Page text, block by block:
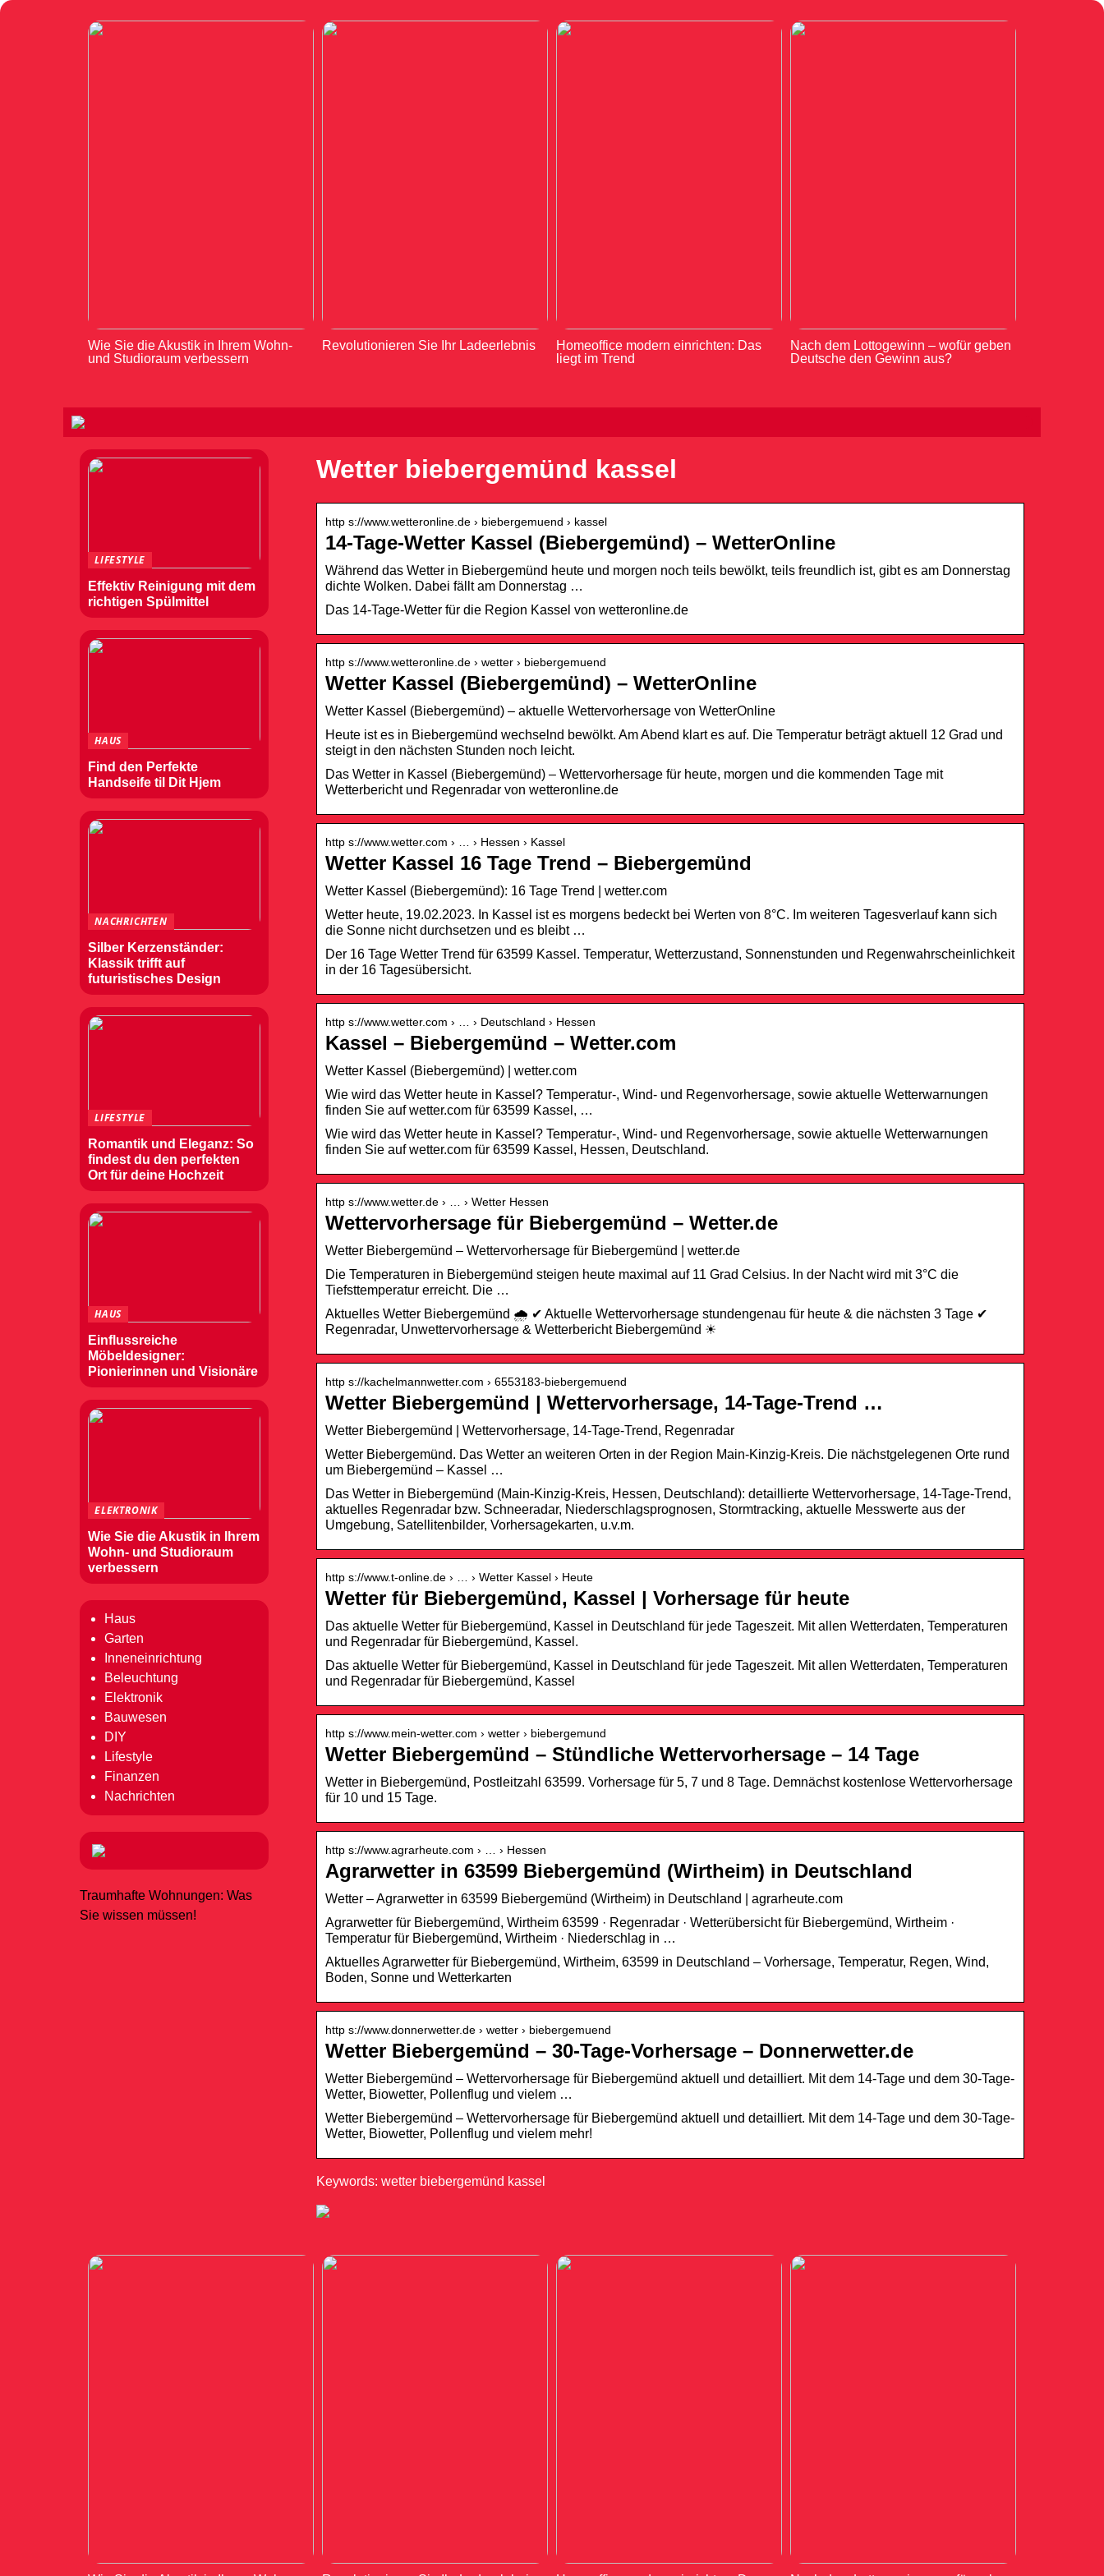
Wie Sie die Akustik in Ihrem Wohn-
und Studioraum verbessern
Revolutionieren Sie Ihr Ladeerlebnis
Homeoffice modern einrichten: Das
liegt im Trend
Nach dem Lottogewinn – wofür geben
Deutsche den Gewinn aus?
Wetter biebergemünd kassel
http s://www.wetteronline.de › biebergemuend › kassel
14-Tage-Wetter Kassel (Biebergemünd) – WetterOnline
Während das Wetter in Biebergemünd heute und morgen noch teils bewölkt, teils freundlich ist, gibt es am Donnerstag
dichte Wolken. Dabei fällt am Donnerstag …
Das 14-Tage-Wetter für die Region Kassel von wetteronline.de
http s://www.wetteronline.de › wetter › biebergemuend
Wetter Kassel (Biebergemünd) – WetterOnline
Wetter Kassel (Biebergemünd) – aktuelle Wettervorhersage von WetterOnline
Heute ist es in Biebergemünd wechselnd bewölkt. Am Abend klart es auf. Die Temperatur beträgt aktuell 12 Grad und
steigt in den nächsten Stunden noch leicht.
Das Wetter in Kassel (Biebergemünd) – Wettervorhersage für heute, morgen und die kommenden Tage mit
Wetterbericht und Regenradar von wetteronline.de
http s://www.wetter.com › … › Hessen › Kassel
Wetter Kassel 16 Tage Trend – Biebergemünd
Wetter Kassel (Biebergemünd): 16 Tage Trend | wetter.com
Wetter heute, 19.02.2023. In Kassel ist es morgens bedeckt bei Werten von 8°C. Im weiteren Tagesverlauf kann sich
die Sonne nicht durchsetzen und es bleibt …
Der 16 Tage Wetter Trend für 63599 Kassel. Temperatur, Wetterzustand, Sonnenstunden und Regenwahrscheinlichkeit
in der 16 Tagesübersicht.
http s://www.wetter.com › … › Deutschland › Hessen
Kassel – Biebergemünd – Wetter.com
Wetter Kassel (Biebergemünd) | wetter.com
Wie wird das Wetter heute in Kassel? Temperatur-, Wind- und Regenvorhersage, sowie aktuelle Wetterwarnungen
finden Sie auf wetter.com für 63599 Kassel, …
Wie wird das Wetter heute in Kassel? Temperatur-, Wind- und Regenvorhersage, sowie aktuelle Wetterwarnungen
finden Sie auf wetter.com für 63599 Kassel, Hessen, Deutschland.
http s://www.wetter.de › … › Wetter Hessen
Wettervorhersage für Biebergemünd – Wetter.de
Wetter Biebergemünd – Wettervorhersage für Biebergemünd | wetter.de
Die Temperaturen in Biebergemünd steigen heute maximal auf 11 Grad Celsius. In der Nacht wird mit 3°C die
Tiefsttemperatur erreicht. Die …
Aktuelles Wetter Biebergemünd 🌧️ ✔ Aktuelle Wettervorhersage stundengenau für heute & die nächsten 3 Tage ✔
Regenradar, Unwettervorhersage & Wetterbericht Biebergemünd ☀
http s://kachelmannwetter.com › 6553183-biebergemuend
Wetter Biebergemünd | Wettervorhersage, 14-Tage-Trend …
Wetter Biebergemünd | Wettervorhersage, 14-Tage-Trend, Regenradar
Wetter Biebergemünd. Das Wetter an weiteren Orten in der Region Main-Kinzig-Kreis. Die nächstgelegenen Orte rund
um Biebergemünd – Kassel …
Das Wetter in Biebergemünd (Main-Kinzig-Kreis, Hessen, Deutschland): detaillierte Wettervorhersage, 14-Tage-Trend,
aktuelles Regenradar bzw. Schneeradar, Niederschlagsprognosen, Stormtracking, aktuelle Messwerte aus der
Umgebung, Satellitenbilder, Vorhersagekarten, u.v.m.
http s://www.t-online.de › … › Wetter Kassel › Heute
Wetter für Biebergemünd, Kassel | Vorhersage für heute
Das aktuelle Wetter für Biebergemünd, Kassel in Deutschland für jede Tageszeit. Mit allen Wetterdaten, Temperaturen
und Regenradar für Biebergemünd, Kassel.
Das aktuelle Wetter für Biebergemünd, Kassel in Deutschland für jede Tageszeit. Mit allen Wetterdaten, Temperaturen
und Regenradar für Biebergemünd, Kassel
http s://www.mein-wetter.com › wetter › biebergemund
Wetter Biebergemünd – Stündliche Wettervorhersage – 14 Tage
Wetter in Biebergemünd, Postleitzahl 63599. Vorhersage für 5, 7 und 8 Tage. Demnächst kostenlose Wettervorhersage
für 10 und 15 Tage.
http s://www.agrarheute.com › … › Hessen
Agrarwetter in 63599 Biebergemünd (Wirtheim) in Deutschland
Wetter – Agrarwetter in 63599 Biebergemünd (Wirtheim) in Deutschland | agrarheute.com
Agrarwetter für Biebergemünd, Wirtheim 63599 · Regenradar · Wetterübersicht für Biebergemünd, Wirtheim ·
Temperatur für Biebergemünd, Wirtheim · Niederschlag in …
Aktuelles Agrarwetter für Biebergemünd, Wirtheim, 63599 in Deutschland – Vorhersage, Temperatur, Regen, Wind,
Boden, Sonne und Wetterkarten
http s://www.donnerwetter.de › wetter › biebergemuend
Wetter Biebergemünd – 30-Tage-Vorhersage – Donnerwetter.de
Wetter Biebergemünd – Wettervorhersage für Biebergemünd aktuell und detailliert. Mit dem 14-Tage und dem 30-Tage-
Wetter, Biowetter, Pollenflug und vielem …
Wetter Biebergemünd – Wettervorhersage für Biebergemünd aktuell und detailliert. Mit dem 14-Tage und dem 30-Tage-
Wetter, Biowetter, Pollenflug und vielem mehr!
Keywords: wetter biebergemünd kassel
LIFESTYLE
Effektiv Reinigung mit dem
richtigen Spülmittel
HAUS
Find den Perfekte
Handseife til Dit Hjem
NACHRICHTEN
Silber Kerzenständer:
Klassik trifft auf
futuristisches Design
LIFESTYLE
Romantik und Eleganz: So
findest du den perfekten
Ort für deine Hochzeit
HAUS
Einflussreiche
Möbeldesigner:
Pionierinnen und Visionäre
ELEKTRONIK
Wie Sie die Akustik in Ihrem
Wohn- und Studioraum
verbessern
Haus
Garten
Inneneinrichtung
Beleuchtung
Elektronik
Bauwesen
DIY
Lifestyle
Finanzen
Nachrichten
Traumhafte Wohnungen: Was
Sie wissen müssen!